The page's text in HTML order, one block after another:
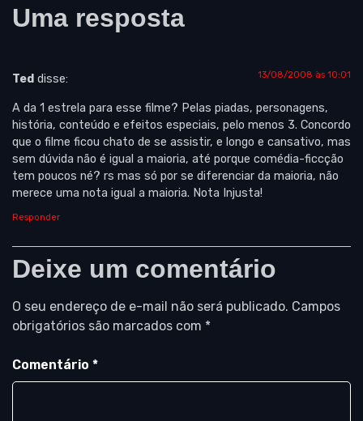
Uma resposta
Ted disse: 13/08/2008 às 10:01
A da 1 estrela para esse filme? Pelas piadas, personagens,
história, conteúdo e efeitos especiais, pelo menos 3. Concordo
que o filme ficou chato de se assistir, e longo e cansativo, mas
sem dúvida não é igual a maioria, até porque comédia-ficcção
tem poucos né? rs mas só por se diferenciar da maioria, não
merece uma nota igual a maioria. Nota Injusta!
Responder
Deixe um comentário
O seu endereço de e-mail não será publicado. Campos
obrigatórios são marcados com *
Comentário *